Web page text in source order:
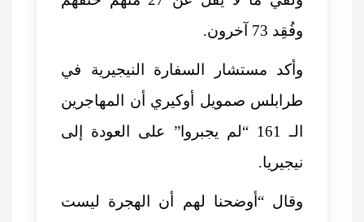
وفُقِد 73 آخرون.
وأكد مستشار السفارة النيجيرية في
طرابلس صمويل أوكيري أن المهاجرين
الـ 161 “لم يجبروا” على العودة إلى
نيجيريا.
وقال “أوضحنا لهم أن الهجرة ليست